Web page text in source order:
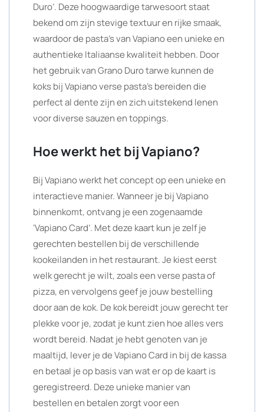
Duro’. Deze hoogwaardige tarwesoort staat
bekend om zijn stevige textuur en rijke smaak,
waardoor de pasta’s van Vapiano een unieke en
authentieke Italiaanse kwaliteit hebben. Door
het gebruik van Grano Duro tarwe kunnen de
koks bij Vapiano verse pasta’s bereiden die
perfect al dente zijn en zich uitstekend lenen
voor diverse sauzen en toppings.
Hoe werkt het bij Vapiano?
Bij Vapiano werkt het concept op een unieke en
interactieve manier. Wanneer je bij Vapiano
binnenkomt, ontvang je een zogenaamde
‘Vapiano Card’. Met deze kaart kun je zelf je
gerechten bestellen bij de verschillende
kookeilanden in het restaurant. Je kiest eerst
welk gerecht je wilt, zoals een verse pasta of
pizza, en vervolgens geef je jouw bestelling
door aan de kok. De kok bereidt jouw gerecht ter
plekke voor je, zodat je kunt zien hoe alles vers
wordt bereid. Nadat je hebt genoten van je
maaltijd, lever je de Vapiano Card in bij de kassa
en betaal je op basis van wat er op de kaart is
geregistreerd. Deze unieke manier van
bestellen en betalen zorgt voor een